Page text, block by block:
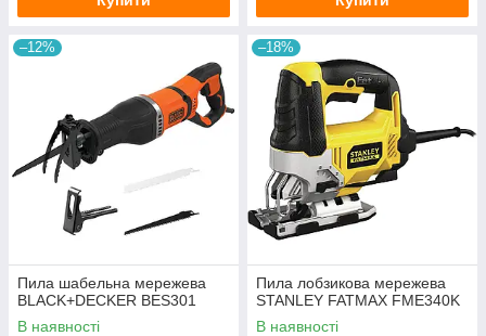
–12%
Пила шабельна мережева
BLACK+DECKER BES301
В наявності
–18%
Пила лобзикова мережева
STANLEY FATMAX FME340K
В наявності